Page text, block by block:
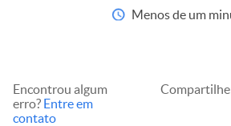
Menos de um
Encontrou algum
erro? Entre em
contato